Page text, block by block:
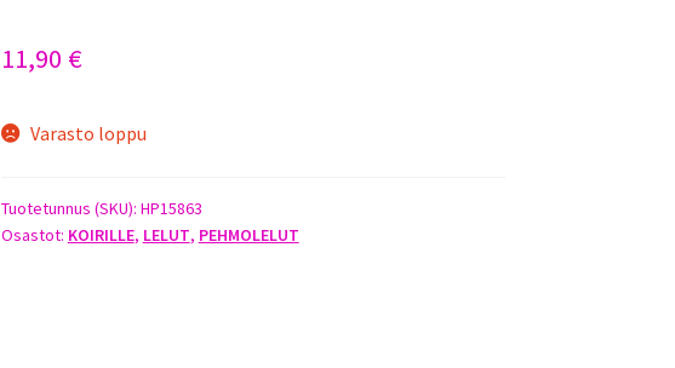
11,90 €
Varasto loppu
Tuotetunnus (SKU): HP15863
Osastot: KOIRILLE, LELUT, PEHMOLELUT